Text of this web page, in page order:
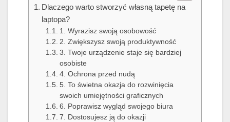
Dlaczego warto stworzyć własną tapetę na
laptopa?
1. Wyrazisz swoją osobowość
2. Zwiększysz swoją produktywność
3. Twoje urządzenie staje się bardziej
osobiste
4. Ochrona przed nudą
5. To świetna okazja do rozwinięcia
swoich umiejętności graficznych
6. Poprawisz wygląd swojego biura
7. Dostosujesz ją do okazji